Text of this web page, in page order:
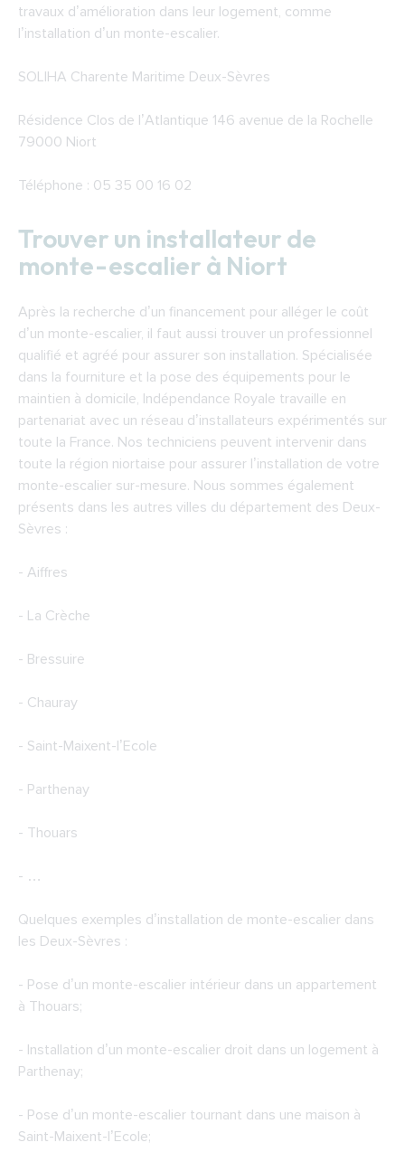
travaux d’amélioration dans leur logement, comme
l’installation d’un monte-escalier.
SOLIHA Charente Maritime Deux-Sèvres
Résidence Clos de l’Atlantique 146 avenue de la Rochelle
79000 Niort
Téléphone : 05 35 00 16 02
Trouver un installateur de
monte-escalier à Niort
Après la recherche d’un financement pour alléger le coût
d’un monte-escalier, il faut aussi trouver un professionnel
qualifié et agréé pour assurer son installation. Spécialisée
dans la fourniture et la pose des équipements pour le
maintien à domicile, Indépendance Royale travaille en
partenariat avec un réseau d’installateurs expérimentés sur
toute la France. Nos techniciens peuvent intervenir dans
toute la région niortaise pour assurer l’installation de votre
monte-escalier sur-mesure. Nous sommes également
présents dans les autres villes du département des Deux-
Sèvres :
- Aiffres
- La Crèche
- Bressuire
- Chauray
- Saint-Maixent-l’Ecole
- Parthenay
- Thouars
- …
Quelques exemples d’installation de monte-escalier dans
les Deux-Sèvres :
- Pose d’un monte-escalier intérieur dans un appartement
à Thouars;
- Installation d’un monte-escalier droit dans un logement à
Parthenay;
- Pose d’un monte-escalier tournant dans une maison à
Saint-Maixent-l’Ecole;